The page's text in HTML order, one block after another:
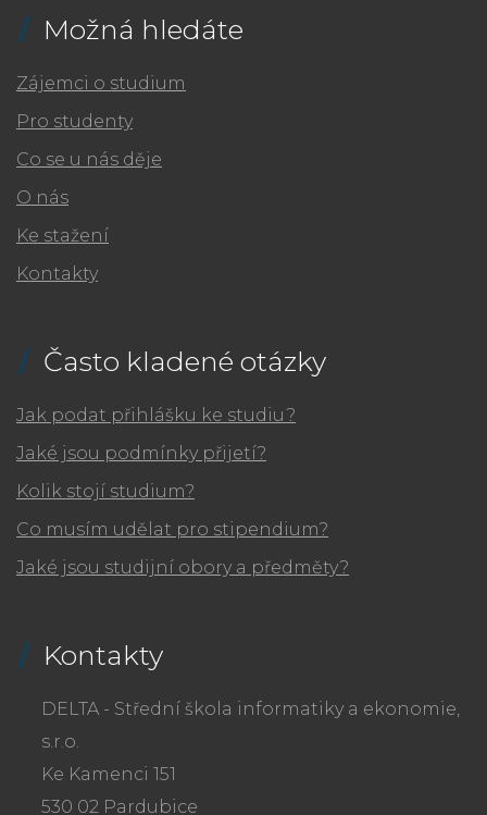
Možná hledáte
Zájemci o studium
Pro studenty
Co se u nás děje
O nás
Ke stažení
Kontakty
Často kladené otázky
Jak podat přihlášku ke studiu?
Jaké jsou podmínky přijetí?
Kolik stojí studium?
Co musím udělat pro stipendium?
Jaké jsou studijní obory a předměty?
Kontakty
DELTA - Střední škola informatiky a ekonomie,
s.r.o.
Ke Kamenci 151
530 02 Pardubice